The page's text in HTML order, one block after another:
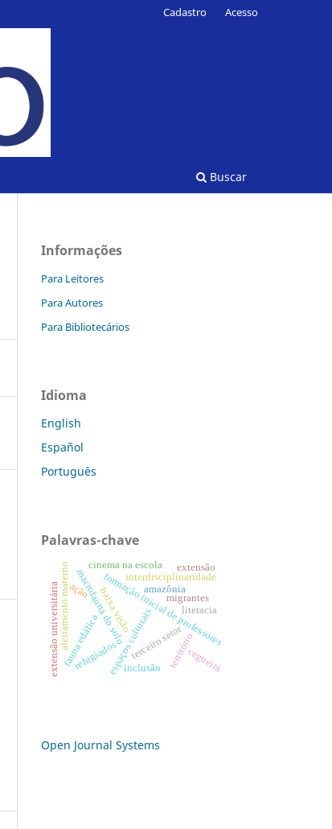
Buscar
Cadastro Acesso
Informações
Para Leitores
Para Autores
Para Bibliotecários
Idioma
English
Español
Português
Palavras-chave
espaços culturais
formação inicial de professores
amazônia
macrofauna do solo
fauna edáfica
cinema na escola
extensão universitária terceiro setor
interdisciplinaridade
território
aleitamento materno
refugiados
migrantes
cegueira
baixa visão literacia
ação
inclusão
extensão
Open Journal Systems